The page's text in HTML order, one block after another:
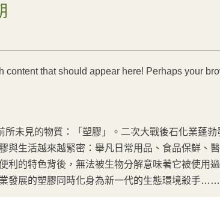
content that should appear here! Perhaps your
所未見的物質：「塑膠」。二次大戰後石化業蓬
與生活越來越緊密：舉凡日常用品、食品保鮮、
利的特色背後，無法被生物分解意味著它被使用
發展的塑膠同時化身為新一代的生態環境殺手